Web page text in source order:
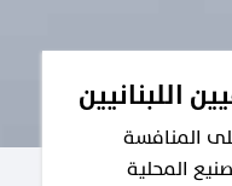
اللبنانيين
المنافسة
المحلية